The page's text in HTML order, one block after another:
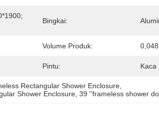
Bingkai:
Volume Produk:
Pintu: Kaca
Rectangular Shower Enclosure
Shower Enclosure , 39 ''frameless shower